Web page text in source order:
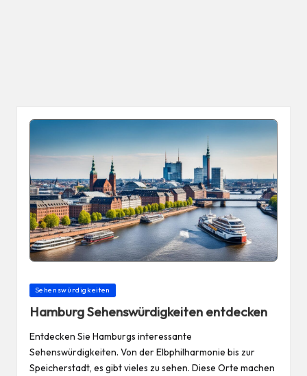
Posted
Sehenswürdigkeiten
Hamburg Sehenswürdigkeiten entdecken
Entdecken Sie Hamburgs interessante
Sehenswürdigkeiten. Von der Elbphilharmonie bis zur
Speicherstadt, es gibt vieles zu sehen. Diese Orte machen